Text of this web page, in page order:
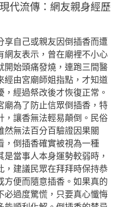
代流傳：網友親身經歷
享自己或親友因倒插香而遭
網友表示，曾在廟裡不小心
開始頭痛發燒，連跑三間醫
經由宮廟師姐指點，才知道
經過祭改後才恢復正常。
廟為了防止信眾倒插香，特
，讓香無法輕易顛倒。民俗
然無法百分百驗證因果關
，倒插香確實被視為一種
是當事人本身運勢較弱時，
，建議民眾在拜拜時保持恭
方便而隨意插香。如果真的
必過度驚慌，只要真心懺悔